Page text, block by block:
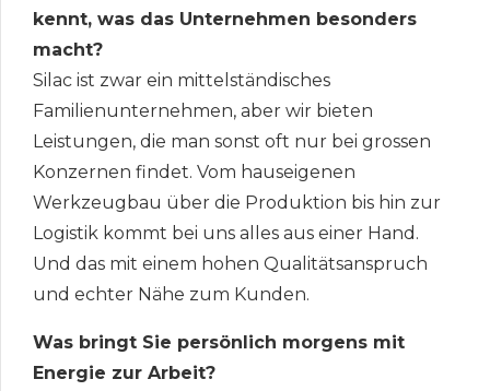
kennt, was das Unternehmen besonders
macht?
Silac ist zwar ein mittelständisches
Familienunternehmen, aber wir bieten
Leistungen, die man sonst oft nur bei grossen
Konzernen findet. Vom hauseigenen
Werkzeugbau über die Produktion bis hin zur
Logistik kommt bei uns alles aus einer Hand.
Und das mit einem hohen Qualitätsanspruch
und echter Nähe zum Kunden.
Was bringt Sie persönlich morgens mit
Energie zur Arbeit?